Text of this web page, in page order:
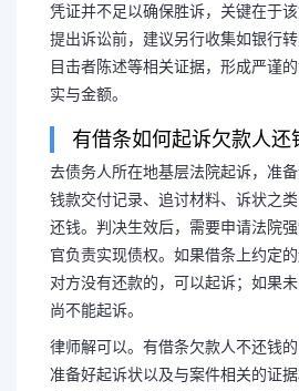
凭证并不足以确保胜诉，关键在于
提出诉讼前，建议另行收集如银行
目击者陈述等相关证据，形成严谨
实与金额。
有借条如何起诉欠款人还
去债务人所在地基层法院起诉，准备
钱款交付记录、追讨材料、诉状之
还钱。判决生效后，需要申请法院
官负责实现债权。如果借条上约定的
对方没有还款的，可以起诉；如果未
尚不能起诉。
律师解可以。有借条欠款人不还钱
准备好起诉状以及与案件相关的证